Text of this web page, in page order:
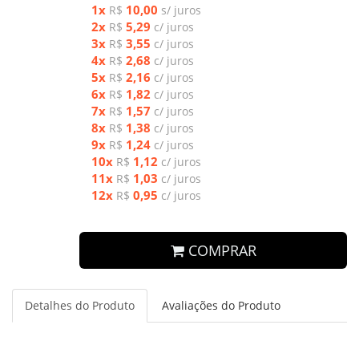
1x R$ 10,00 s/ juros
2x R$ 5,29 c/ juros
3x R$ 3,55 c/ juros
4x R$ 2,68 c/ juros
5x R$ 2,16 c/ juros
6x R$ 1,82 c/ juros
7x R$ 1,57 c/ juros
8x R$ 1,38 c/ juros
9x R$ 1,24 c/ juros
10x R$ 1,12 c/ juros
11x R$ 1,03 c/ juros
12x R$ 0,95 c/ juros
COMPRAR
Detalhes do Produto Avaliações do Produto